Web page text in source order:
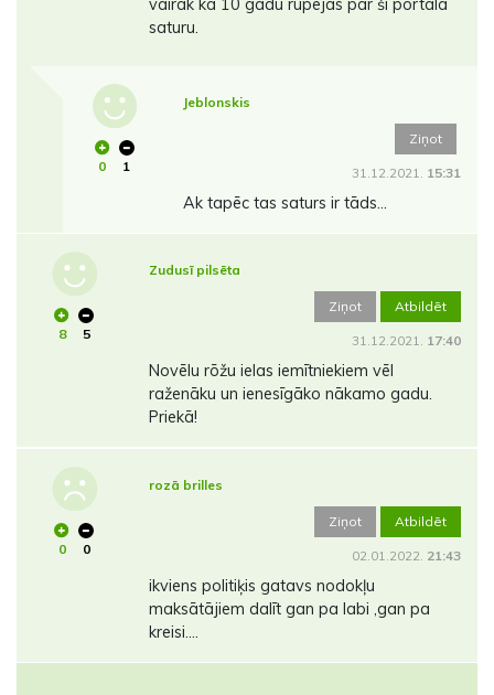
vairāk kā 10 gadu rūpējas par šī portāla
saturu.
0 1
Jeblonskis
Ziņot
31.12.2021. 15:31
Ak tapēc tas saturs ir tāds...
8 5
Zudusī pilsēta
Ziņot Atbildēt
31.12.2021. 17:40
Novēlu rōžu ielas iemītniekiem vēl
raženāku un ienesīgāko nākamo gadu.
Priekā!
0 0
rozā brilles
Ziņot Atbildēt
02.01.2022. 21:43
ikviens politiķis gatavs nodokļu
maksātājiem dalīt gan pa labi ,gan pa
kreisi....